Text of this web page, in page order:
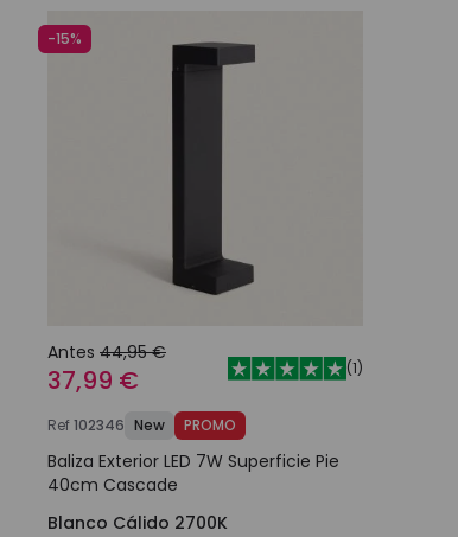
-15%
Antes 44,95 €
37,99 € (1)
Ref102346 New PROMO
Baliza Exterior LED 7W Superficie Pie
40cm Cascade
Blanco Cálido 2700K